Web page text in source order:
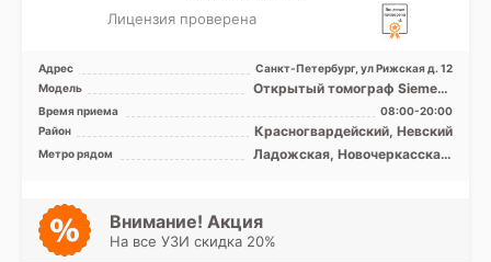
Лицензия проверена
Адрес
Санкт-Петербург, ул Рижская д. 12
Модель
Открытый томограф Siemens
Concerto 0.2 Тесла, УЗИ
Время приема
08:00-20:00
Район
Красногвардейский, Невский
Метро рядом
Ладожская, Новочеркасская,
Внимание! Акция
На все УЗИ скидка 20%